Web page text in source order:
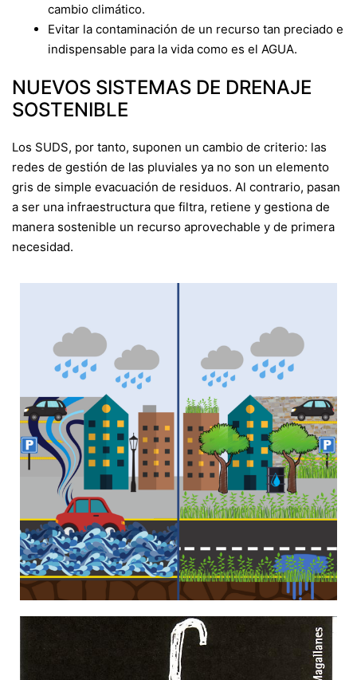
cambio climático.
Evitar la contaminación de un recurso tan preciado e
indispensable para la vida como es el AGUA.
NUEVOS SISTEMAS DE DRENAJE
SOSTENIBLE
Los SUDS, por tanto, suponen un cambio de criterio: las
redes de gestión de las pluviales ya no son un elemento
gris de simple evacuación de residuos. Al contrario, pasan
a ser una infraestructura que filtra, retiene y gestiona de
manera sostenible un recurso aprovechable y de primera
necesidad.